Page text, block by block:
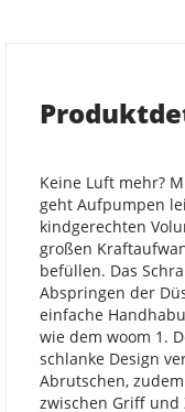
Keine Luft mehr?
geht Aufpumpen
kindgerechten
großen
befüllen. Das
Abspringen der
einfache
wie dem woom 1.
schlanke Design
Abrutschen,
zwischen Griff und